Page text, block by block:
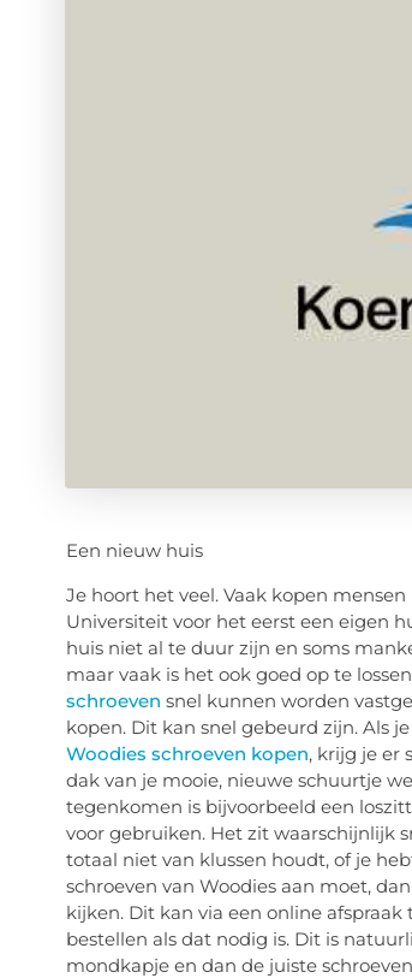
Een nieuw huis
Je hoort het veel. Vaak kopen
Universiteit voor het eerst een eigen
huis niet al te duur zijn en soms
maar vaak is het ook goed op te
schroeven snel kunnen worden
kopen. Dit kan snel gebeurd zijn. Als
Woodies schroeven kopen, krijg je er
dak van je mooie, nieuwe schuurtje
tegenkomen is bijvoorbeeld een
voor gebruiken. Het zit waarschijnlijk
totaal niet van klussen houdt, of je
schroeven van Woodies aan moet,
kijken. Dit kan via een online
bestellen als dat nodig is. Dit is
mondkapje en dan de juiste